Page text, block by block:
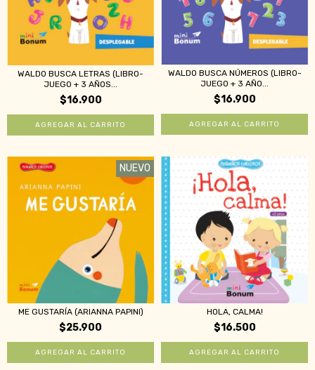
WALDO BUSCA LETRAS (LIBRO-
JUEGO + 3 AÑOS...
$16.900
WALDO BUSCA NÚMEROS (LIBRO-
JUEGO + 3 AÑO...
$16.900
NUEVO
ME GUSTARÍA (ARIANNA PAPINI)
$25.900
HOLA, CALMA!
$16.500